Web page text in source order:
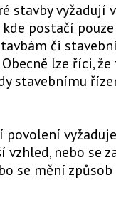
stavby vyžadují
postačí
či
lze říci,
stavebnímu
povolení
vzhled, nebo se
se mění způsob